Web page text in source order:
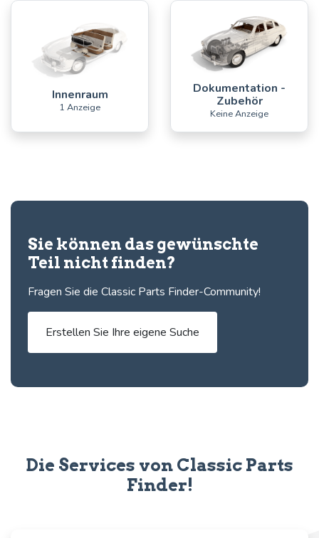
Innenraum
1 Anzeige
Dokumentation -
Zubehör
Keine Anzeige
Sie können das gewünschte
Teil nicht finden?
Fragen Sie die Classic Parts Finder-Community!
Erstellen Sie Ihre eigene Suche
Die Services von Classic Parts
Finder!